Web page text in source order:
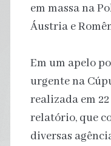
em massa na
Áustria e
Em um apelo
urgente na
realizada em
relatório, que
diversas